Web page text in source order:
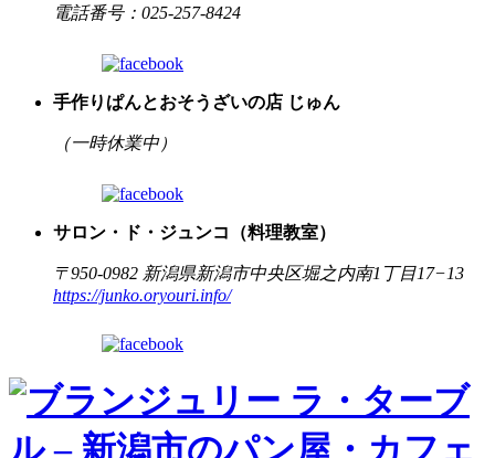
電話番号：025-257-8424
手作りぱんとおそうざいの店 じゅん
（一時休業中）
サロン・ド・ジュンコ（料理教室）
〒950-0982 新潟県新潟市中央区堀之内南1丁目17−13
https://junko.oryouri.info/